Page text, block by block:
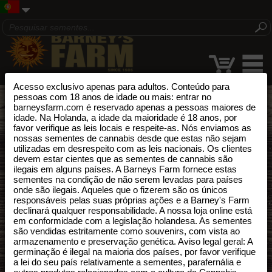
TERMOS & CONDIçõES
Por favor leia cuidadosamente a informação que se segue.
Usando o site "barneysfarm.com" e adquirindo os produtos nele
contido, está a concordar em respeitar os termos e condições
que se seguem.
GERAL
Reconhece e garante que, ao utilizar os serviços no site da
Barney's Farm tem a idade de 18 anos.
Acesso exclusivo apenas para adultos. Conteúdo para
pessoas com 18 anos de idade ou mais: entrar no
barneysfarm.com é reservado apenas a pessoas maiores de
idade. Na Holanda, a idade da maioridade é 18 anos, por
favor verifique as leis locais e respeite-as. Nós enviamos as
nossas sementes de cannabis desde que estas não sejam
utilizadas em desrespeito com as leis nacionais. Os clientes
devem estar cientes que as sementes de cannabis são
ilegais em alguns países. A Barneys Farm fornece estas
sementes na condição de não serem levadas para países
onde são ilegais. Aqueles que o fizerem são os únicos
responsáveis pelas suas próprias ações e a Barney's Farm
declinará qualquer responsabilidade. A nossa loja online está
em conformidade com a legislação holandesa. As sementes
são vendidas estritamente como souvenirs, com vista ao
armazenamento e preservação genética. Aviso legal geral: A
germinação é ilegal na maioria dos países, por favor verifique
a lei do seu país relativamente a sementes, parafernália e